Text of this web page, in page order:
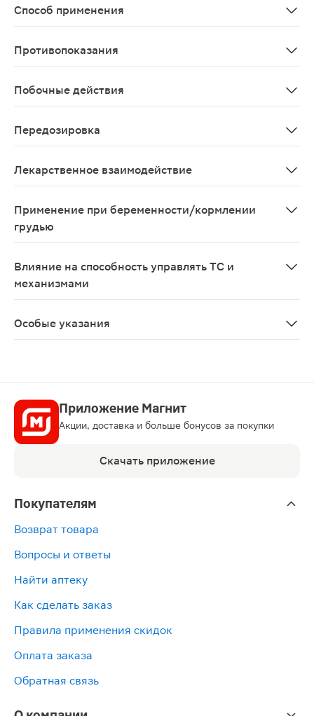
Способ применения
Противопоказания
Побочные действия
Передозировка
Лекарственное взаимодействие
Применение при беременности/кормлении
грудью
Влияние на способность управлять ТС и
механизмами
Особые указания
Приложение Магнит
Акции, доставка и больше бонусов за покупки
Скачать приложение
Покупателям
Возврат товара
Вопросы и ответы
Найти аптеку
Как сделать заказ
Правила применения скидок
Оплата заказа
Обратная связь